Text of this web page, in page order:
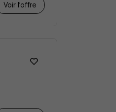
Voir l’offre